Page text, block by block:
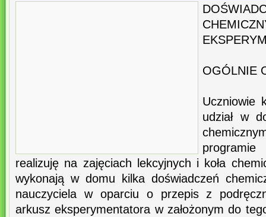
OGÓLNIE
Uczniowie
udział w
realizuję na zajęciach lekcyjnych i koła
wykonają w domu kilka doświadczeń
nauczyciela w oparciu o przepis z
arkusz eksperymentatora w założonym do